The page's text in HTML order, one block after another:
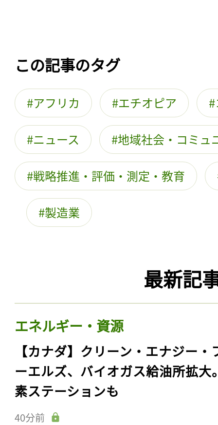
この記事のタグ
アフリカ エチオピア
ニュース 地域社会・コミュ
戦略推進・評価・測定・教育
製造業
最新記
エネルギー・資源
【カナダ】クリーン・エナジー・
ーエルズ、バイオガス給油所拡大
素ステーションも
40分前